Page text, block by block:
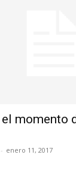
momento
- enero 11, 2017